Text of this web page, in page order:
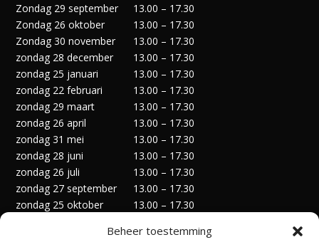
Beheer toestemming
Zondag 29 september
13.00 – 17.30
Zondag 26 oktober
13.00 – 17.30
Zondag 30 november
13.00 – 17.30
zondag 28 december
13.00 – 17.30
zondag 25 januari
13.00 – 17.30
zondag 22 februari
13.00 – 17.30
zondag 29 maart
13.00 – 17.30
zondag 26 april
13.00 – 17.30
zondag 31 mei
13.00 – 17.30
zondag 28 juni
13.00 – 17.30
zondag 26 juli
13.00 – 17.30
zondag 27 september
13.00 – 17.30
zondag 25 oktober
13.00 – 17.30
zondag 27 december
13.00 – 17.30